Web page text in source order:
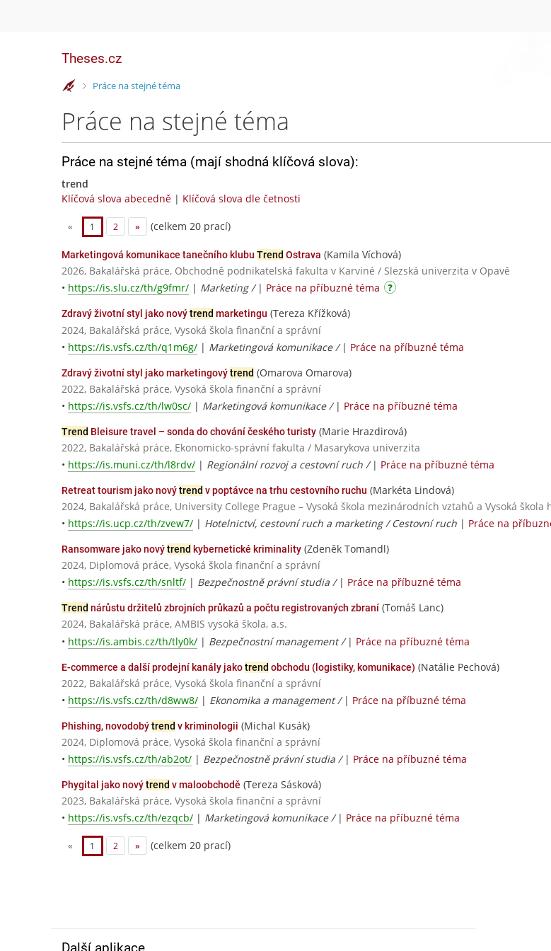
Theses.cz
>Práce na stejné téma
Práce na stejné téma
Práce na stejné téma (mají shodná klíčová slova):
trend
Klíčová slova abecedně | Klíčová slova dle četnosti
« 1 2 » (celkem 20 prací)
Marketingová komunikace tanečního klubu Trend Ostrava (Kamila Víchová)
2026, Bakalářská práce, Obchodně podnikatelská fakulta v Karviné / Slezská univerzita v Opavě
• https://is.slu.cz/th/g9fmr/ | Marketing / | Práce na příbuzné téma
Zdravý životní styl jako novýtrend marketingu (Tereza Křížková)
2024, Bakalářská práce, Vysoká škola finanční a správní
• https://is.vsfs.cz/th/q1m6g/ | Marketingová komunikace / | Práce na příbuzné téma
Zdravý životní styl jako marketingovýtrend (Omarova Omarova)
2022, Bakalářská práce, Vysoká škola finanční a správní
• https://is.vsfs.cz/th/lw0sc/ | Marketingová komunikace / | Práce na příbuzné téma
Trend Bleisure travel – sonda do chování českého turisty (Marie Hrazdirová)
2022, Bakalářská práce, Ekonomicko-správní fakulta / Masarykova univerzita
• https://is.muni.cz/th/l8rdv/ | Regionální rozvoj a cestovní ruch / | Práce na příbuzné téma
Retreat tourism jako novýtrend v poptávce na trhu cestovního ruchu (Markéta Lindová)
2024, Bakalářská práce, University College Prague – Vysoká škola mezinárodních vztahů a Vysoká škola
• https://is.ucp.cz/th/zvew7/ | Hotelnictví, cestovní ruch a marketing / Cestovní ruch | Práce na
Ransomware jako novýtrend kybernetické kriminality (Zdeněk Tomandl)
2024, Diplomová práce, Vysoká škola finanční a správní
• https://is.vsfs.cz/th/snltf/ | Bezpečnostně právní studia / | Práce na příbuzné téma
Trend nárůstu držitelů zbrojních průkazů a počtu registrovaných zbraní (Tomáš Lanc)
2024, Bakalářská práce, AMBIS vysoká škola, a.s.
• https://is.ambis.cz/th/tly0k/ | Bezpečnostní management / | Práce na příbuzné téma
E-commerce a další prodejní kanály jakotrend obchodu (logistiky, komunikace) (Natálie Pechová)
2022, Bakalářská práce, Vysoká škola finanční a správní
• https://is.vsfs.cz/th/d8ww8/ | Ekonomika a management / | Práce na příbuzné téma
Phishing, novodobýtrend v kriminologii (Michal Kusák)
2024, Diplomová práce, Vysoká škola finanční a správní
• https://is.vsfs.cz/th/ab2ot/ | Bezpečnostně právní studia / | Práce na příbuzné téma
Phygital jako novýtrend v maloobchodě (Tereza Sásková)
2023, Bakalářská práce, Vysoká škola finanční a správní
• https://is.vsfs.cz/th/ezqcb/ | Marketingová komunikace / | Práce na příbuzné téma
« 1 2 » (celkem 20 prací)